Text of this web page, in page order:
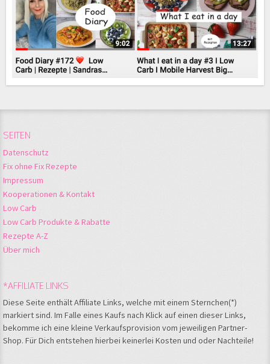
SEITEN
Datenschutz
Fix ohne Fix Rezepte
Impressum
Kooperationen & Kontakt
Low Carb
Low Carb Produkte & Rabatte
Rezepte A-Z
Über mich
*AFFILIATE LINKS
Diese Seite enthält Affiliate Links, welche mit einem Sternchen(*)
markiert sind. Im Falle eines Kaufs nach Klick auf einen dieser Links,
bekomme ich eine kleine Verkaufsprovision vom jeweiligen Partner-
Shop. Für Dich entstehen hierbei keinerlei Kosten und oder Nachteile!